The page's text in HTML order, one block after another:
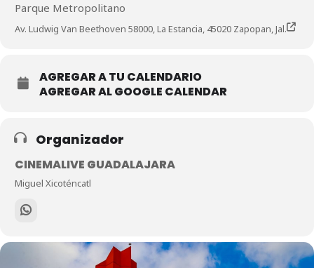
Parque Metropolitano
Av. Ludwig Van Beethoven 58000, La Estancia, 45020 Zapopan, Jal.
AGREGAR A TU CALENDARIO
AGREGAR AL GOOGLE CALENDAR
Organizador
CINEMALIVE GUADALAJARA
Miguel Xicoténcatl